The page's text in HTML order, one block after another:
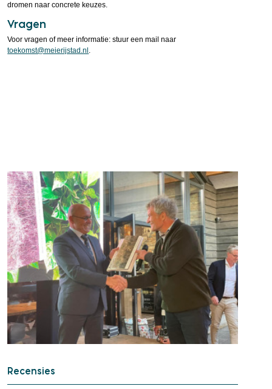
dromen naar concrete keuzes.
Vragen
Voor vragen of meer informatie: stuur een mail naar
toekomst@meierijstad.nl .
Recensies